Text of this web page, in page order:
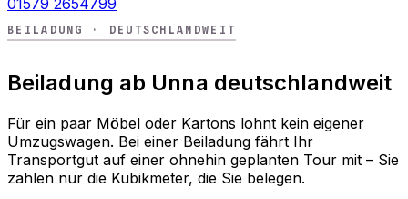
01579 2654799
BEILADUNG · DEUTSCHLANDWEIT
Beiladung ab Unna deutschlandweit
Für ein paar Möbel oder Kartons lohnt kein eigener
Umzugswagen. Bei einer Beiladung fährt Ihr
Transportgut auf einer ohnehin geplanten Tour mit – Sie
zahlen nur die Kubikmeter, die Sie belegen.